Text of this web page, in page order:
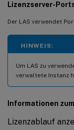
Lizenzserver-
Der LAS verwendet
HINWEIS:
Um LAS zu
verwaltete Instanz
Informationen
Lizenzablauf